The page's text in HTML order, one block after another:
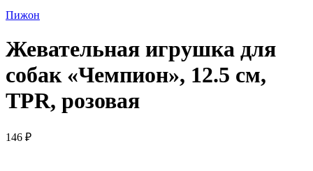
Пижон
Жевательная игрушка для
собак «Чемпион», 12.5 см,
TPR, розовая
146 ₽